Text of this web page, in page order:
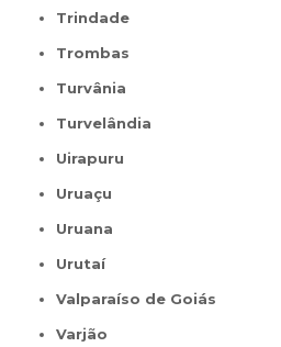
Trindade
Trombas
Turvânia
Turvelândia
Uirapuru
Uruaçu
Uruana
Urutaí
Valparaíso de Goiás
Varjão